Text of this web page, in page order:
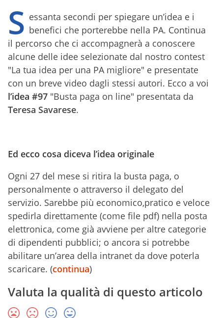
S essanta secondi per spiegare un’idea e i
benefici che porterebbe nella PA. Continua
il percorso che ci accompagnerà a conoscere
alcune delle idee selezionate dal nostro contest
"La tua idea per una PA migliore" e presentate
con un breve video dagli stessi autori. Ecco a voi
l’idea #97 "Busta paga on line" presentata da
Teresa Savarese.
Ed ecco cosa diceva l’idea originale
Ogni 27 del mese si ritira la busta paga, o
personalmente o attraverso il delegato del
servizio. Sarebbe più economico,pratico e veloce
spedirla direttamente (come file pdf) nella posta
elettronica, come già avviene per altre categorie
di dipendenti pubblici; o ancora si potrebbe
abilitare un’area della intranet da dove poterla
scaricare. (continua)
Valuta la qualità di questo articolo